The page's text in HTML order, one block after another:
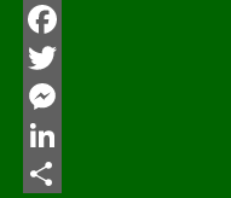
WhatsApp
Facebook
Twitter
Messenger
LinkedIn